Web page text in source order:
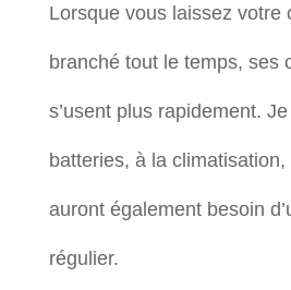
Lorsque vous laissez votre
branché tout le temps, ses
s’usent plus rapidement.
batteries, à la
auront également besoin
régulier.